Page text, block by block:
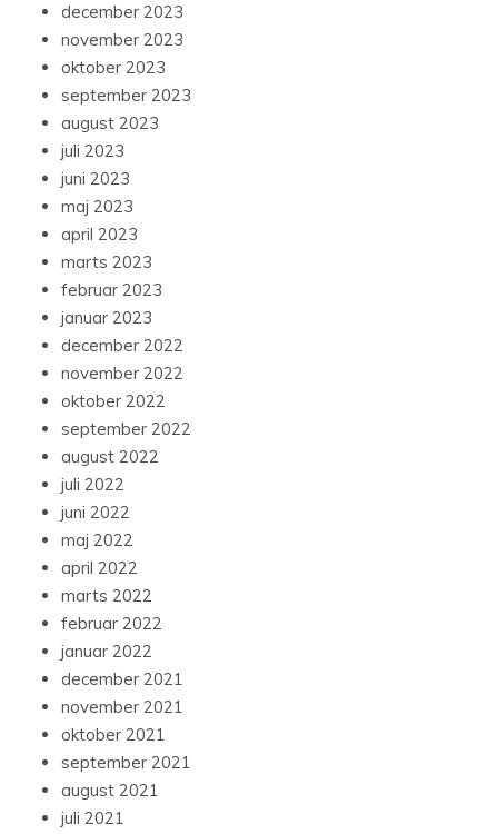
december 2023
november 2023
oktober 2023
september 2023
august 2023
juli 2023
juni 2023
maj 2023
april 2023
marts 2023
februar 2023
januar 2023
december 2022
november 2022
oktober 2022
september 2022
august 2022
juli 2022
juni 2022
maj 2022
april 2022
marts 2022
februar 2022
januar 2022
december 2021
november 2021
oktober 2021
september 2021
august 2021
juli 2021